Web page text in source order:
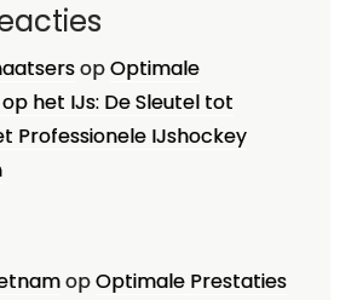
opOptimale
het IJs: De Sleutel tot
Professionele IJshockey
opOptimale Prestaties